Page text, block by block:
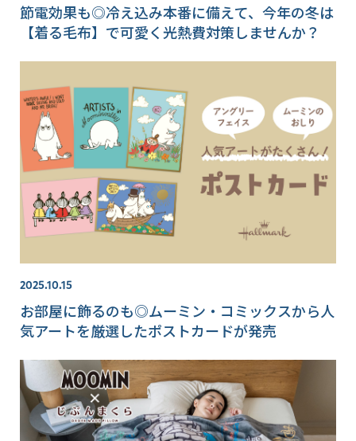
節電効果も◎冷え込み本番に備えて、今年の冬は
【着る毛布】で可愛く光熱費対策しませんか？
2025.10.15
お部屋に飾るのも◎ムーミン・コミックスから人
気アートを厳選したポストカードが発売